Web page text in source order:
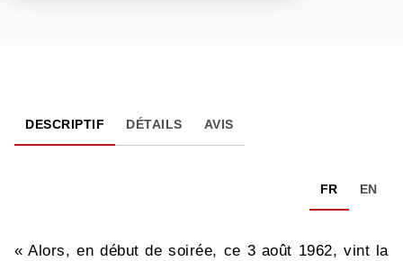
DESCRIPTIF DÉTAILS AVIS
FR EN
« Alors, en début de soirée, ce 3 août 1962, vint la